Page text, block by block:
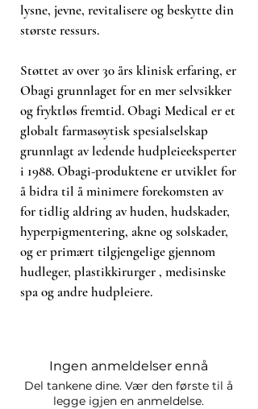
Etterlater huden myk og glatt
For normal og fet hud, og hud med
tendens til tette porer eller ujevn
struktur. Sensitiv hud bør starte
med 1–2 ganger i uken.
Bruksanvisning
Fukt ansikt og hals med lunkent
vann. Massér en liten mengde inn i
huden i sirkulære bevegelser. Skyll
grundig og klapp huden tørr. Bruk
alltid bredspektret SPF 30 eller
lysne, jevne, revitalisere og beskytte din
største ressurs.
Støttet av over 30 års klinisk erfaring, er
Obagi grunnlaget for en mer selvsikker
og fryktløs fremtid. Obagi Medical er et
globalt farmasøytisk spesialselskap
grunnlagt av ledende hudpleieeksperter
i 1988. Obagi-produktene er utviklet for
å bidra til å minimere forekomsten av
for tidlig aldring av huden, hudskader,
hyperpigmentering, akne og solskader,
og er primært tilgjengelige gjennom
hudleger, plastikkirurger , medisinske
spa og andre hudpleiere.
Ingen anmeldelser ennå
Del tankene dine. Vær den første til å
legge igjen en anmeldelse.